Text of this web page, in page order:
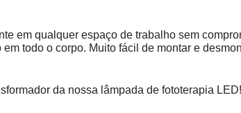
em qualquer espaço de trabalho sem
todo o corpo. Muito fácil de montar e
da nossa lâmpada de fototerapia LED!